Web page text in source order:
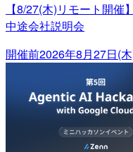
【8/27(木)リモート開
中途会社説明会
開催前2026年8月27日(